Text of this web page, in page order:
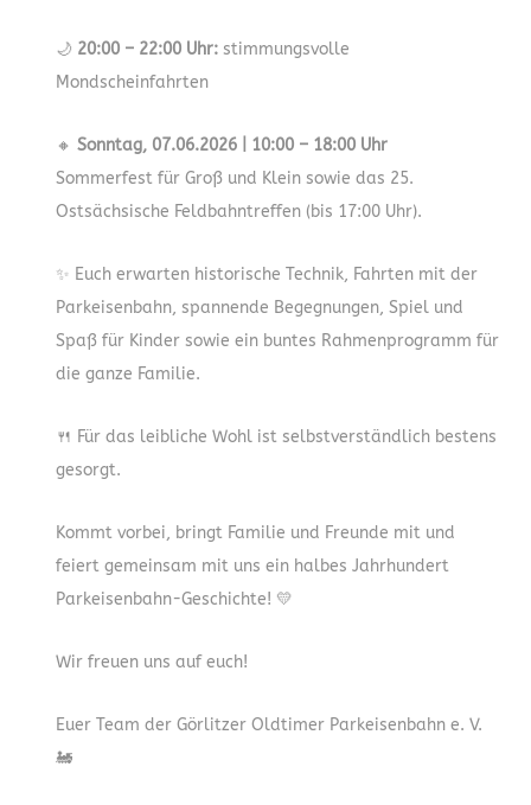
🌙 20:00 – 22:00 Uhr: stimmungsvolle
Mondscheinfahrten
🔸 Sonntag, 07.06.2026 | 10:00 – 18:00 Uhr
Sommerfest für Groß und Klein sowie das 25.
Ostsächsische Feldbahntreffen (bis 17:00 Uhr).
✨ Euch erwarten historische Technik, Fahrten mit der
Parkeisenbahn, spannende Begegnungen, Spiel und
Spaß für Kinder sowie ein buntes Rahmenprogramm für
die ganze Familie.
🍴 Für das leibliche Wohl ist selbstverständlich bestens
gesorgt.
Kommt vorbei, bringt Familie und Freunde mit und
feiert gemeinsam mit uns ein halbes Jahrhundert
Parkeisenbahn-Geschichte! 💛
Wir freuen uns auf euch!
Euer Team der Görlitzer Oldtimer Parkeisenbahn e. V.
🚂